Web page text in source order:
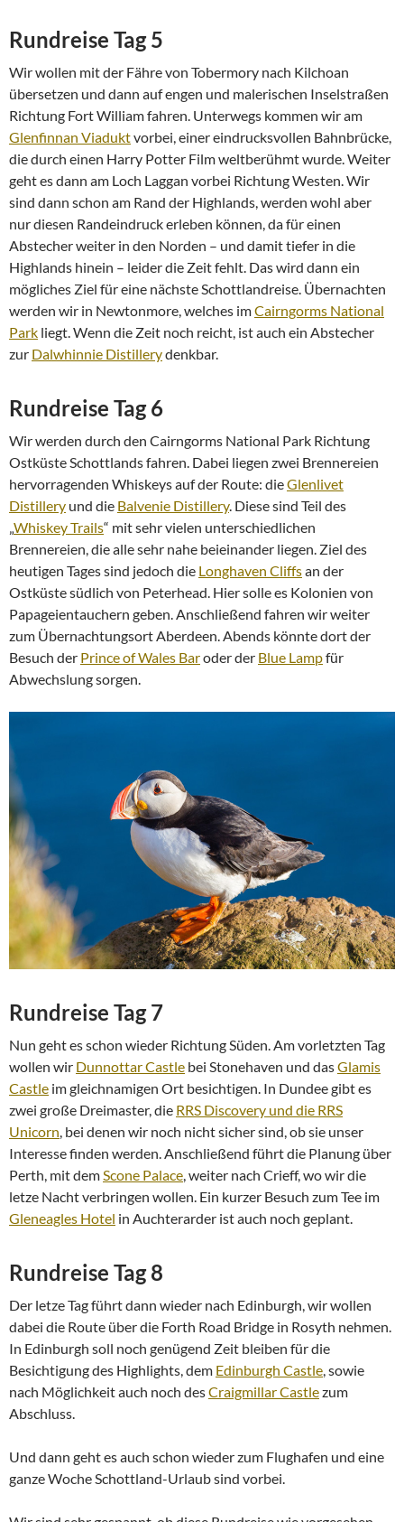
Rundreise Tag 5
Wir wollen mit der Fähre von Tobermory nach Kilchoan
übersetzen und dann auf engen und malerischen Inselstraßen
Richtung Fort William fahren. Unterwegs kommen wir am
Glenfinnan Viaduktvorbei, einer eindrucksvollen Bahnbrücke,
die durch einen Harry Potter Film weltberühmt wurde. Weiter
geht es dann am Loch Laggan vorbei Richtung Westen. Wir
sind dann schon am Rand der Highlands, werden wohl aber
nur diesen Randeindruck erleben können, da für einen
Abstecher weiter in den Norden – und damit tiefer in die
Highlands hinein – leider die Zeit fehlt. Das wird dann ein
mögliches Ziel für eine nächste Schottlandreise. Übernachten
werden wir in Newtonmore, welches imCairngorms National
Park liegt. Wenn die Zeit noch reicht, ist auch ein Abstecher
zur Dalwhinnie Distillerydenkbar.
Rundreise Tag 6
Wir werden durch den Cairngorms National Park Richtung
Ostküste Schottlands fahren. Dabei liegen zwei Brennereien
hervorragenden Whiskeys auf der Route: dieGlenlivet
Distillery und die Balvenie Distillery. Diese sind Teil des
„Whiskey Trails“ mit sehr vielen unterschiedlichen
Brennereien, die alle sehr nahe beieinander liegen. Ziel des
heutigen Tages sind jedoch die Longhaven Cliffsan der
Ostküste südlich von Peterhead. Hier solle es Kolonien von
Papageientauchern geben. Anschließend fahren wir weiter
zum Übernachtungsort Aberdeen. Abends könnte dort der
Besuch der Prince of Wales Baroder der Blue Lampfür
Abwechslung sorgen.
Rundreise Tag 7
Nun geht es schon wieder Richtung Süden. Am vorletzten Tag
wollen wir Dunnottar Castle bei Stonehaven und dasGlamis
Castle im gleichnamigen Ort besichtigen. In Dundee gibt es
zwei große Dreimaster, die RRS Discovery und die RRS
Unicorn, bei denen wir noch nicht sicher sind, ob sie unser
Interesse finden werden. Anschließend führt die Planung über
Perth, mit demScone Palace, weiter nach Crieff, wo wir die
letze Nacht verbringen wollen. Ein kurzer Besuch zum Tee im
Gleneagles Hotel in Auchterarder ist auch noch geplant.
Rundreise Tag 8
Der letze Tag führt dann wieder nach Edinburgh, wir wollen
dabei die Route über die Forth Road Bridge in Rosyth nehmen.
In Edinburgh soll noch genügend Zeit bleiben für die
Besichtigung des Highlights, dem Edinburgh Castle, sowie
nach Möglichkeit auch noch desCraigmillar Castlezum
Abschluss.
Und dann geht es auch schon wieder zum Flughafen und eine
ganze Woche Schottland-Urlaub sind vorbei.